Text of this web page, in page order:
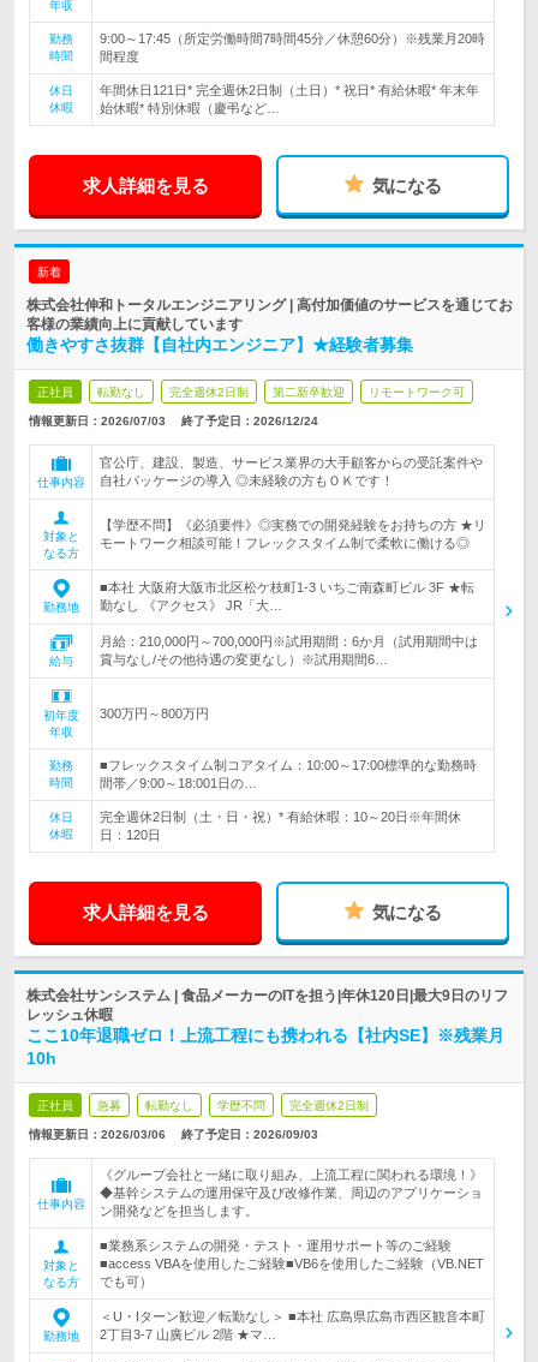
年収
勤務
時間
9:00～17:45（所定労働時間7時間45分／休憩60分）※残業月20時
間程度
休日
休暇
年間休日121日* 完全週休2日制（土日）* 祝日* 有給休暇* 年末年
始休暇* 特別休暇（慶弔など…
求人詳細を見る 気になる
新着
株式会社伸和トータルエンジニアリング | 高付加価値のサービスを通じてお
客様の業績向上に貢献しています
働きやすさ抜群【自社内エンジニア】★経験者募集
正社員 転勤なし 完全週休2日制 第二新卒歓迎 リモートワーク可
情報更新日：2026/07/03 終了予定日： 2026/12/24
仕事内容
官公庁、建設、製造、サービス業界の大手顧客からの受託案件や
自社パッケージの導入 ◎未経験の方もＯＫです！
対象と
なる方
【学歴不問】《必須要件》◎実務での開発経験をお持ちの方 ★リ
モートワーク相談可能！フレックスタイム制で柔軟に働ける◎
勤務地
■本社 大阪府大阪市北区松ケ枝町1-3 いちご南森町ビル 3F ★転
勤なし 《アクセス》 JR「大…
給与
月給：210,000円～700,000円※試用期間：6か月（試用期間中は
賞与なし/その他待遇の変更なし）※試用期間6…
初年度
年収
300万円～800万円
勤務
時間
■フレックスタイム制コアタイム：10:00～17:00標準的な勤務時
間帯／9:00～18:001日の…
休日
休暇
完全週休2日制（土・日・祝）* 有給休暇：10～20日※年間休
日：120日
求人詳細を見る 気になる
株式会社サンシステム | 食品メーカーのITを担う|年休120日|最大9日のリフ
レッシュ休暇
ここ10年退職ゼロ！上流工程にも携われる【社内SE】※残業月
10h
正社員 急募 転勤なし 学歴不問 完全週休2日制
情報更新日：2026/03/06 終了予定日： 2026/09/03
仕事内容
《グループ会社と一緒に取り組み、上流工程に関われる環境！》
◆基幹システムの運用保守及び改修作業、周辺のアプリケーショ
ン開発などを担当します。
対象と
なる方
■業務系システムの開発・テスト・運用サポート等のご経験
■access VBAを使用したご経験■VB6を使用したご経験（VB.NET
でも可）
勤務地
＜U・Iターン歓迎／転勤なし＞ ■本社 広島県広島市西区観音本町
2丁目3-7 山廣ビル 2階 ★マ…